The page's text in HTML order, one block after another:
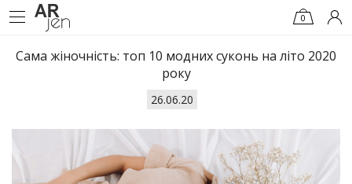
0
Сама жіночність: топ 10 модних суконь на літо 2020
року
26.06.20